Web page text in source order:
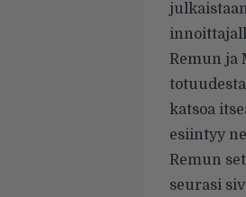
Remun ja
katsoa
esiintyy
Remun
seurasi